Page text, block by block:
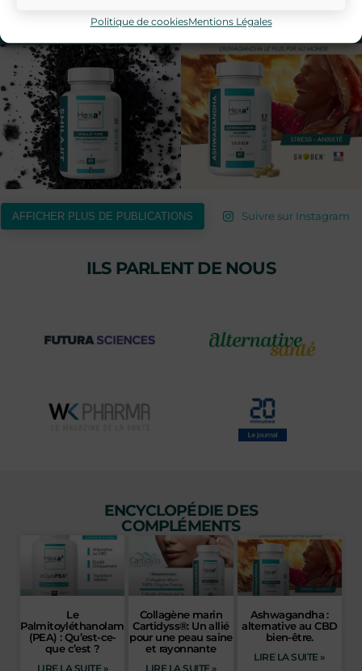
Politique de cookiesMentions Légales
AFFICHER PLUS DE PUBLICATIONS Suivre sur Instagram
ILS PARLENT DE NOUS
ENCYCLOPÉDIE DES
COMPLÉMENTS
Le
Palmitoyléthanolamide
(PEA) : Qu’est-ce-
que c’est ?
LIRE LA SUITE »
Collagène marin
Cartidyss®: Un allié
pour une peau saine
et rayonnante
LIRE LA SUITE »
Ashwagandha :
alternative au CBD
bien-être.
LIRE LA SUITE »